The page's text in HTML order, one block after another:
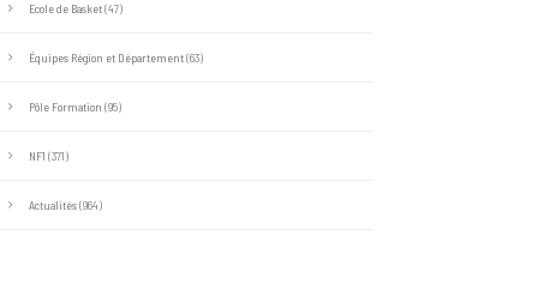
Ecole de Basket(47)
Équipes Région et Département(63)
Pôle Formation (95)
NF1 (371)
Actualités(964)